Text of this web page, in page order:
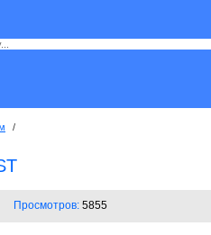
/
Просмотров: 5855